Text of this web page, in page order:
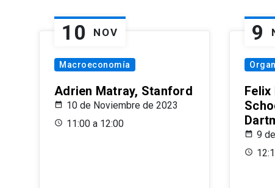
10 NOV
Macroeconomía
Adrien Matray, Stanford
10 de Noviembre de 2023
11:00 a 12:00
9
Felix
9